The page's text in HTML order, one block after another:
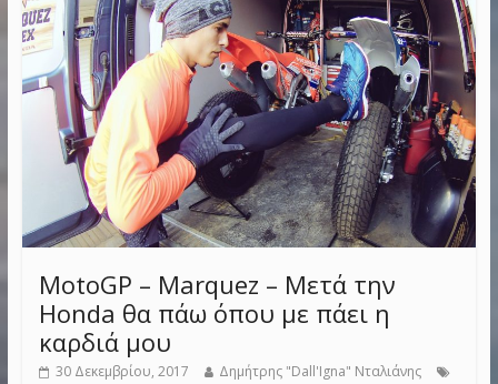
MotoGP – Marquez – Μετά την
Honda θα πάω όπου με πάει η
καρδιά μου
30 Δεκεμβρίου, 2017
Δημήτρης "Dall'Igna" Νταλιάνης